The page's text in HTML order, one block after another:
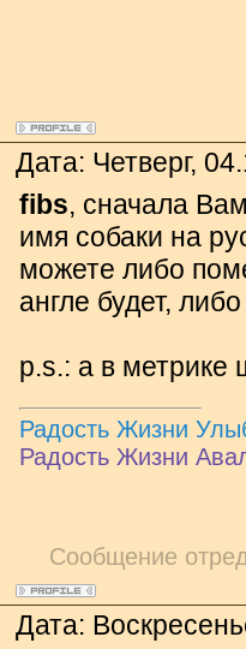
Дата: Четверг,
fibs, сначала
имя собаки на
можете либо
англе будет,
p.s.: а в метрике
Радость Жизни
Радость Жизни
Сообщение
Дата: